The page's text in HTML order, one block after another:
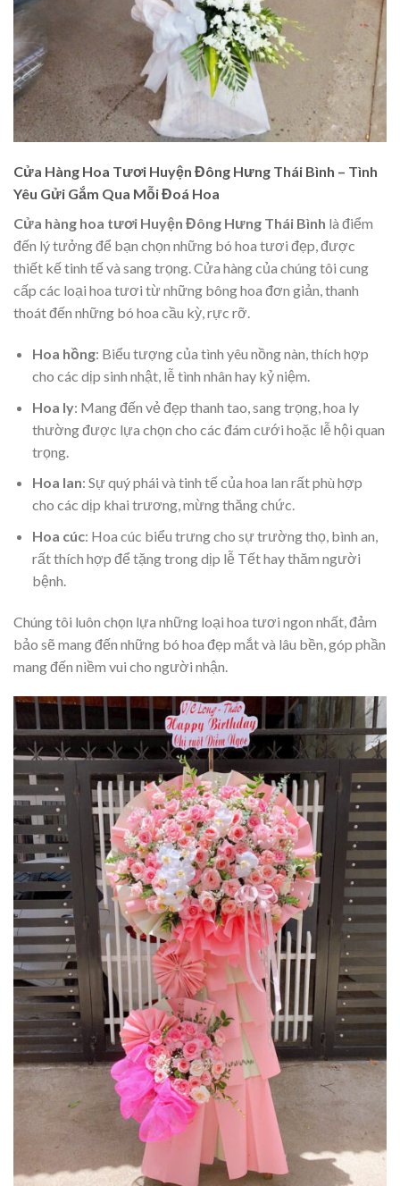
Cửa Hàng Hoa Tươi Huyện Đông Hưng Thái Bình – Tình
Yêu Gửi Gắm Qua Mỗi Đoá Hoa
Cửa hàng hoa tươi Huyện Đông Hưng Thái Bình là điểm
đến lý tưởng để bạn chọn những bó hoa tươi đẹp, được
thiết kế tinh tế và sang trọng. Cửa hàng của chúng tôi cung
cấp các loại hoa tươi từ những bông hoa đơn giản, thanh
thoát đến những bó hoa cầu kỳ, rực rỡ.
Hoa hồng: Biểu tượng của tình yêu nồng nàn, thích hợp
cho các dịp sinh nhật, lễ tình nhân hay kỷ niệm.
Hoa ly: Mang đến vẻ đẹp thanh tao, sang trọng, hoa ly
thường được lựa chọn cho các đám cưới hoặc lễ hội quan
trọng.
Hoa lan: Sự quý phái và tinh tế của hoa lan rất phù hợp
cho các dịp khai trương, mừng thăng chức.
Hoa cúc: Hoa cúc biểu trưng cho sự trường thọ, bình an,
rất thích hợp để tặng trong dịp lễ Tết hay thăm người
bệnh.
Chúng tôi luôn chọn lựa những loại hoa tươi ngon nhất, đảm
bảo sẽ mang đến những bó hoa đẹp mắt và lâu bền, góp phần
mang đến niềm vui cho người nhận.